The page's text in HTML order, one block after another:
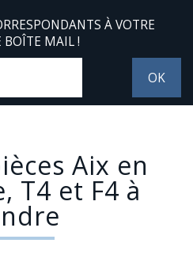
À VOTRE
BOÎTE MAIL !
OK
T4 et F4 à